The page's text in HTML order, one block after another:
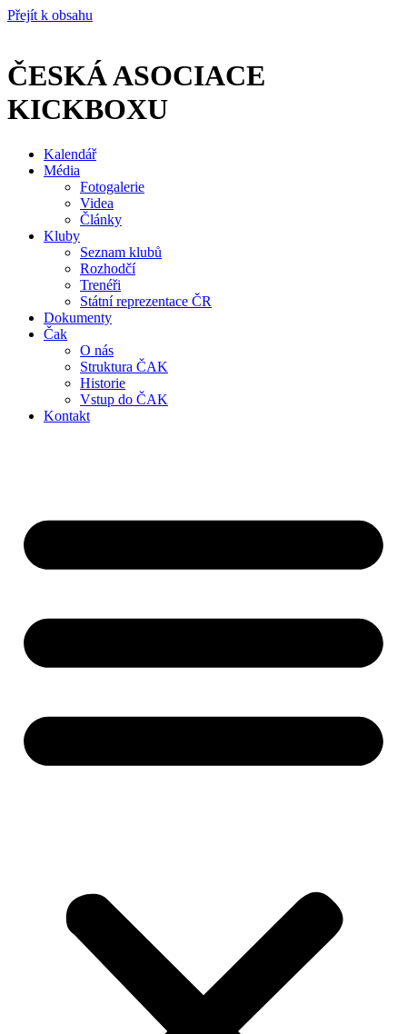
Přejít k obsahu
ČESKÁ ASOCIACE
KICKBOXU
Kalendář
Média
Fotogalerie
Videa
Články
Kluby
Seznam klubů
Rozhodčí
Trenéři
Státní reprezentace ČR
Dokumenty
Čak
O nás
Struktura ČAK
Historie
Vstup do ČAK
Kontakt